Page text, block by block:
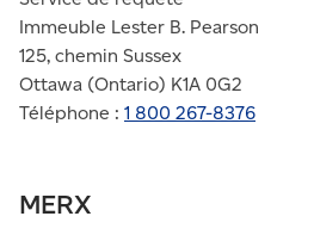
Immeuble Lester B. Pearson
125, chemin Sussex
Ottawa (Ontario) K1A 0G2
Téléphone : 1 800 267-8376
MERX